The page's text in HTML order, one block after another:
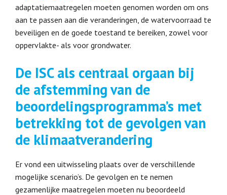
adaptatiemaatregelen moeten genomen worden om ons
aan te passen aan die veranderingen, de watervoorraad te
beveiligen en de goede toestand te bereiken, zowel voor
oppervlakte- als voor grondwater.
De ISC als centraal orgaan bij
de afstemming van de
beoordelingsprogramma’s met
betrekking tot de gevolgen van
de klimaatverandering
Er vond een uitwisseling plaats over de verschillende
mogelijke scenario’s. De gevolgen en te nemen
gezamenlijke maatregelen moeten nu beoordeeld